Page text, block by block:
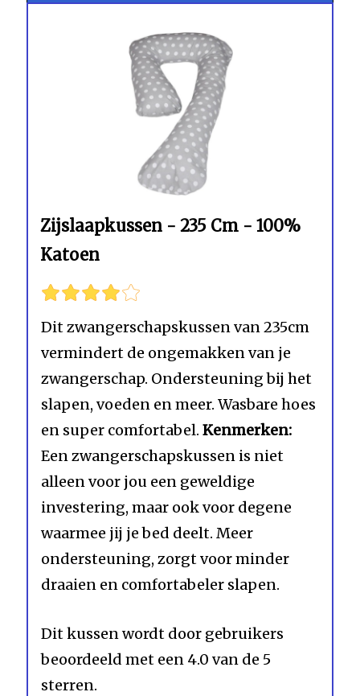
Zijslaapkussen - 235 Cm - 100%
Katoen
Dit zwangerschapskussen van 235cm
vermindert de ongemakken van je
zwangerschap. Ondersteuning bij het
slapen, voeden en meer. Wasbare hoes
en super comfortabel.Kenmerken:
Een zwangerschapskussen is niet
alleen voor jou een geweldige
investering, maar ook voor degene
waarmee jij je bed deelt. Meer
ondersteuning, zorgt voor minder
draaien en comfortabeler slapen.
Dit kussen wordt door gebruikers
beoordeeld met een 4.0 van de 5
sterren.